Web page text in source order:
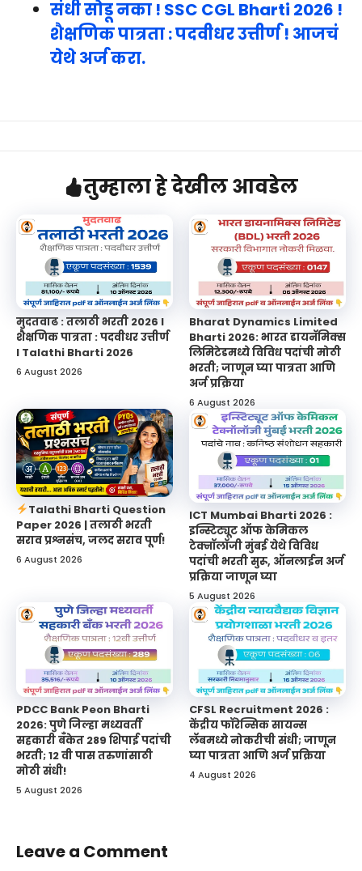
संधी सोडू नका ! SSC CGL Bharti 2026 !
शैक्षणिक पात्रता : पदवीधर उत्तीर्ण ! आजचं
येथे अर्ज करा.
तुम्हाला हे देखील आवडेल
मुदतवाढ : तलाठी भरती 2026 l
शैक्षणिक पात्रता : पदवीधर उत्तीर्ण
l Talathi Bharti 2026
6 August 2026
Bharat Dynamics Limited
Bharti 2026: भारत डायनॅमिक्स
लिमिटेडमध्ये विविध पदांची मोठी
भरती; जाणून घ्या पात्रता आणि
अर्ज प्रक्रिया
6 August 2026
Talathi Bharti Question
Paper 2026 | तलाठी भरती
सराव प्रश्नसंच, जलद सराव पूर्ण!
6 August 2026
ICT Mumbai Bharti 2026 :
इन्स्टिट्यूट ऑफ केमिकल
टेक्नॉलॉजी मुंबई येथे विविध
पदांची भरती सुरू, ऑनलाईन अर्ज
प्रक्रिया जाणून घ्या
5 August 2026
PDCC Bank Peon Bharti
2026: पुणे जिल्हा मध्यवर्ती
सहकारी बँकेत 289 शिपाई पदांची
भरती; 12 वी पास तरुणांसाठी
मोठी संधी!
5 August 2026
CFSL Recruitment 2026 :
केंद्रीय फॉरेन्सिक सायन्स
लॅबमध्ये नोकरीची संधी; जाणून
घ्या पात्रता आणि अर्ज प्रक्रिया
4 August 2026
Leave a Comment